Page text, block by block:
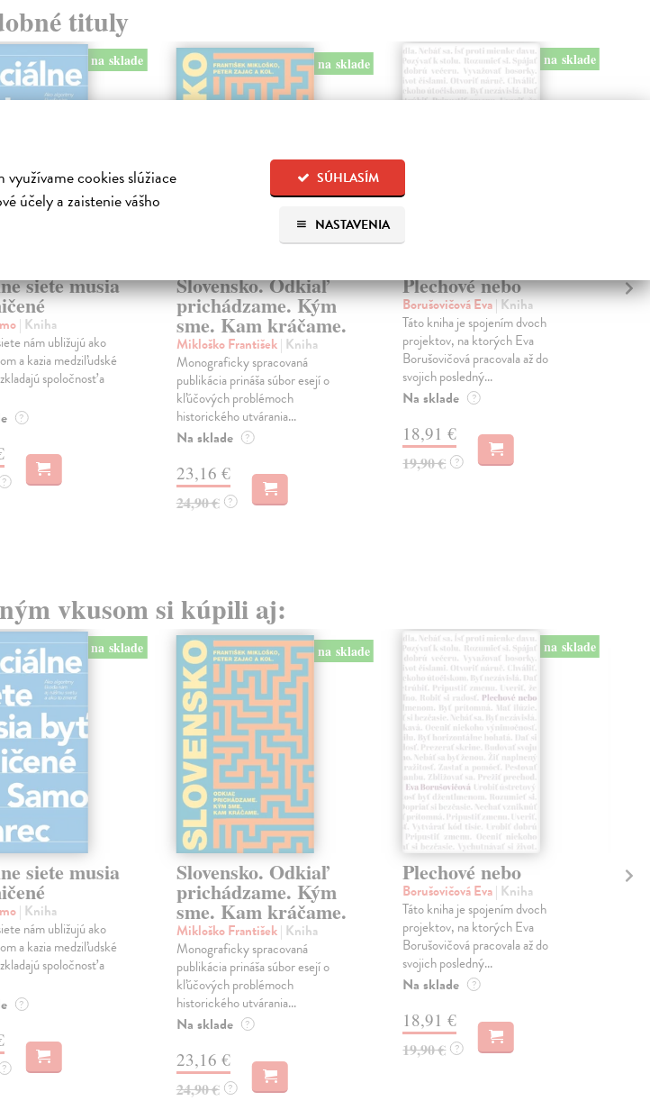
cookies slúžiace
účely a zaistenie vášho
SÚHLASÍM
NASTAVENIA
tituly
na sklade
siete musia
| Kniha
nám ubližujú ako
a kazia medziľudské
spoločnosť a
?
?
na sklade
Slovensko. Odkiaľ
prichádzame. Kým
sme. Kam kráčame.
Mikloško František| Kniha
Monograficky spracovaná
publikácia prináša súbor esejí o
kľúčových problémoch
historického utvárania...
Na sklade ?
23,16 €
24,90 € ?
na sklade
Plechové nebo
Borušovičová Eva| Kniha
Táto kniha je spojením dvoch
projektov, na ktorých Eva
Borušovičová pracovala až do
svojich posledný...
Na sklade ?
18,91 €
19,90 € ?
vkusom si kúpili aj:
na sklade
siete musia
| Kniha
nám ubližujú ako
a kazia medziľudské
spoločnosť a
?
?
na sklade
Slovensko. Odkiaľ
prichádzame. Kým
sme. Kam kráčame.
Mikloško František| Kniha
Monograficky spracovaná
publikácia prináša súbor esejí o
kľúčových problémoch
historického utvárania...
Na sklade ?
23,16 €
24,90 € ?
na sklade
Plechové nebo
Borušovičová Eva| Kniha
Táto kniha je spojením dvoch
projektov, na ktorých Eva
Borušovičová pracovala až do
svojich posledný...
Na sklade ?
18,91 €
19,90 € ?